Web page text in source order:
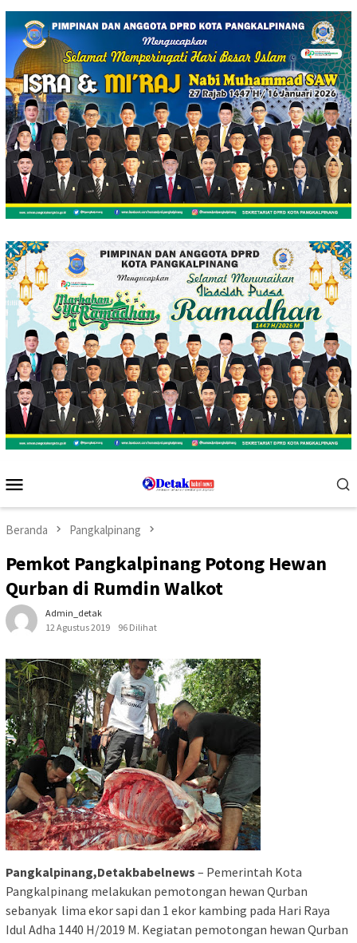
Loncat
konten
Mobile
Beranda Pangkalpinang
Pemkot Pangkalpinang Potong Hewan
Qurban di Rumdin Walkot
Admin_detak
12 Agustus 2019
96 Dilihat
Pangkalpinang,Detakbabelnews – Pemerintah Kota
Pangkalpinang melakukan pemotongan hewan Qurban
sebanyak lima ekor sapi dan 1 ekor kambing pada Hari Raya
Idul Adha 1440 H/2019 M. Kegiatan pemotongan hewan Qurban